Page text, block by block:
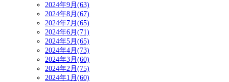
2024年9月(63)
2024年8月(67)
2024年7月(65)
2024年6月(71)
2024年5月(65)
2024年4月(73)
2024年3月(60)
2024年2月(75)
2024年1月(60)